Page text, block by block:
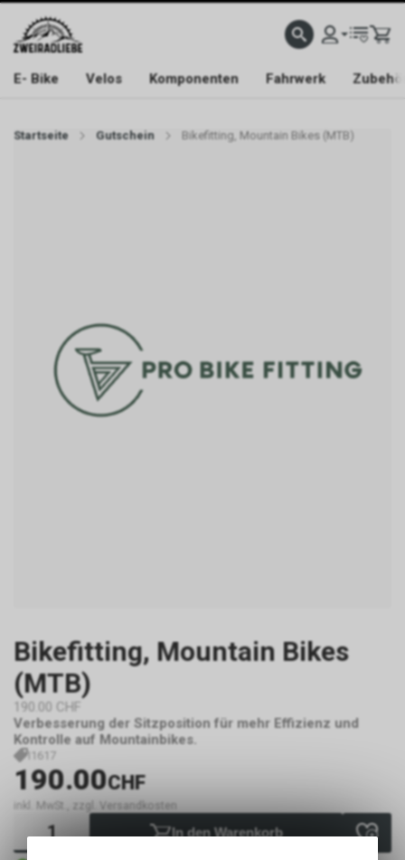
E- Bike Velos Komponenten Fahrwerk
Startseite Gutschein Bikefitting, Mountain Bikes (MTB)
Bikefitting, Mountain Bikes
(MTB)
190.00 CHF
Verbesserung der Sitzposition für mehr Effizienz und
Kontrolle auf Mountainbikes.
I1617
190.00CHF
inkl. MwSt., zzgl. Versandkosten
In den Warenkorb